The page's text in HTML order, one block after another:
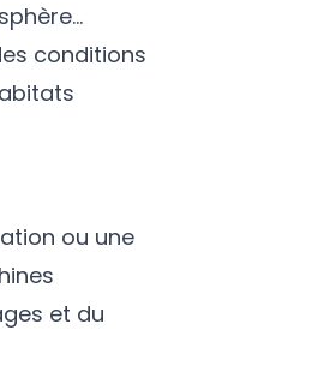
conditions
ou une
et du